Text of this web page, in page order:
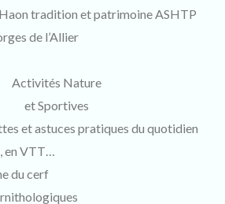
tradition et patrimoine ASHTP
de l’Allier
Activités Nature
et Sportives
et astuces pratiques du quotidien
en VTT…
du cerf